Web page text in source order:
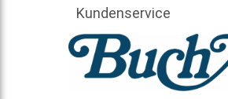
Kundenservice